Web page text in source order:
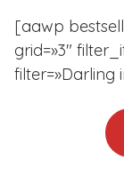
[aawp
grid=»3″
filter=»Darling